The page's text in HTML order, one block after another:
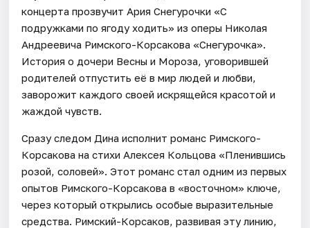
концерта прозвучит Ария Снегурочки «С
подружками по ягоду ходить» из оперы Николая
Андреевича Римского-Корсакова «Снегурочка».
История о дочери Весны и Мороза, уговорившей
родителей отпустить её в мир людей и любви,
заворожит каждого своей искрящейся красотой и
жаждой чувств.
Сразу следом Дина исполнит романс Римского-
Корсакова на стихи Алексея Кольцова «Пленившись
розой, соловей». Этот романс стал одним из первых
опытов Римского-Корсакова в «восточном» ключе,
через который открылись особые выразительные
средства. Римский-Корсаков, развивая эту линию,